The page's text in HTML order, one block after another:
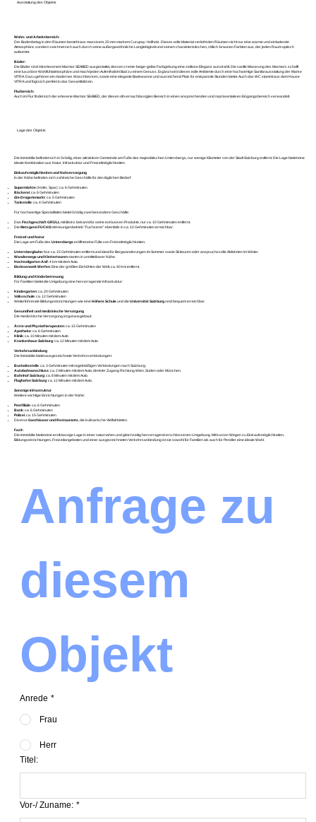
Ausstattung des Objekts
Wohn- und Arbeitsbereich:
Der Bodenbelag in den Räumen besteht aus massivem, 20 mm starkem Curupay-Vollholz. Dieses edle Material verleiht den Räumen nicht nur eine warme und einladende
Atmosphäre, sondern zeichnet sich auch durch seine außergewöhnliche Langlebigkeit und seinen charakteristischen, rötlich-braunen Farbton aus, der jeden Raum optisch
aufwertet.
Bäder:
Die Bäder sind mit erlesenem Marmor SEABED ausgestattet, dessen creme-beige-gelbe Farbgebung eine zeitlose Eleganz ausstrahlt. Die sanfte Maserung des Marmors schafft
eine luxuriöse Wohlfühlatmosphäre und macht jeden Aufenthalt im Bad zu einem Genuss. Ergänzt wird dieses edle Ambiente durch eine hochwertige Sanitärausstattung der Marke
VITRA. Dazu gehören ein modernes Waschbecken, sowie eine elegante Badewanne und ausreichend Platz für entspannte Stunden bietet. Auch das WC stammt aus dem Hause
VITRA und fügt sich perfekt in das Gesamtbild ein.
Flurbereich:
Auch im Flur findet sich der erlesene Marmor SEABED, der diesen oft vernachlässigten Bereich in einen ansprechenden und repräsentativen Eingangsbereich verwandelt.
Lage des Objekts
Die Immobilie befindet sich in Grödig, einer attraktiven Gemeinde am Fuße des majestätischen Untersbergs, nur wenige Kilometer von der Stadt Salzburg entfernt. Die Lage bietet eine
ideale Kombination aus Natur, Infrastruktur und Freizeitmöglichkeiten.
Einkaufsmöglichkeiten und Nahversorgung
In der Nähe befinden sich zahlreiche Geschäfte für den täglichen Bedarf:
Supermärkte (Hofer, Spar): ca. 6 Gehminuten
Bäckerei: ca. 6 Gehminuten
dm-Drogeriemarkt: ca. 5 Gehminuten
Tankstelle: ca. 4 Gehminuten
Für hochwertige Spezialitäten bietet Grödig zwei besondere Geschäfte:
Das Fischgeschäft GRÜLL mit Bistro: bekannt für seine exklusiven Produkte, nur ca. 10 Gehminuten entfernt.
Die Metzgerei FUCHS mit Heurigenbetrieb "Fuchserei": ebenfalls in ca. 10 Gehminuten erreichbar.
Freizeit und Natur
Die Lage am Fuße des Untersbergs eröffnet eine Fülle von Freizeitmöglichkeiten:
Untersbergbahn: Nur ca. 15 Gehminuten entfernt und ideal für Bergwanderungen im Sommer sowie Skitouren oder anspruchsvolle Abfahrten im Winter.
Wanderwege und Klettertouren starten in unmittelbarer Nähe.
Hochseilgarten Anif: 4 km mit dem Auto.
Eisriesenwelt Werfen: Eine der größten Eishöhlen der Welt, ca. 40 km entfernt.
Bildung und Kinderbetreuung
Für Familien bietet die Umgebung eine hervorragende Infrastruktur:
Kindergarten: ca. 20 Gehminuten
Volksschule: ca. 12 Gehminuten
Weiterführende Bildungseinrichtungen wie eine Höhere Schule und die Universität Salzburg sind bequem erreichbar.
Gesundheit und medizinische Versorgung
Die medizinische Versorgung ist gut ausgebaut:
Ärzte und Physiotherapeuten: ca. 15 Gehminuten
Apotheke: ca. 6 Gehminuten
Klinik: ca. 10 Minuten mit dem Auto
Krankenhaus Salzburg: ca. 12 Minuten mit dem Auto
Verkehrsanbindung
Die Immobilie bietet ausgezeichnete Verkehrsverbindungen:
Bushaltestelle: ca. 3 Gehminuten mit regelmäßigen Verbindungen nach Salzburg.
Autobahnanschluss: ca. 2 Minuten mit dem Auto; direkter Zugang Richtung Wien, Süden oder München.
Bahnhof Salzburg: ca. 8 Minuten mit dem Auto.
Flughafen Salzburg: ca. 12 Minuten mit dem Auto.
Sonstige Infrastruktur
Weitere wichtige Einrichtungen in der Nähe:
Postfiliale: ca. 6 Gehminuten
Bank: ca. 6 Gehminuten
Polizei: ca. 15 Gehminuten
Diverse Gasthäuser und Restaurants , die kulinarische Vielfalt bieten.
Fazit:
Die Immobilie bietet eine erstklassige Lage in einer naturnahen und gleichzeitig hervorragend erschlossenen Umgebung. Mit kurzen Wegen zu Einkaufsmöglichkeiten,
Bildungseinrichtungen, Freizeitangeboten und einer ausgezeichneten Verkehrsanbindung ist sie sowohl für Familien als auch für Pendler eine ideale Wahl.
Anfrage zu
diesem
Objekt
Anrede *
Frau
Herr
Titel:
Vor-/ Zuname: *